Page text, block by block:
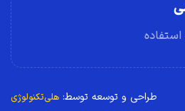
طراحی و توسعه توسط: هلی‌تکنولوژی